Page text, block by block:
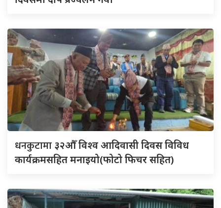
धनकुटामा ३२औँ विश्व आदिवासी दिवस विविध
कार्यक्रमसहित मनाइयो(फोटो फिचर सहित)